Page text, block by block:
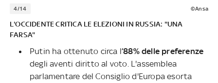
4/14 ©Ansa
L'OCCIDENTE CRITICA LE ELEZIONI IN RUSSIA: "UNA
FARSA"
Putin ha ottenuto circa l’88% delle preferenze
degli aventi diritto al voto. L'assemblea
parlamentare del Consiglio d'Europa esorta